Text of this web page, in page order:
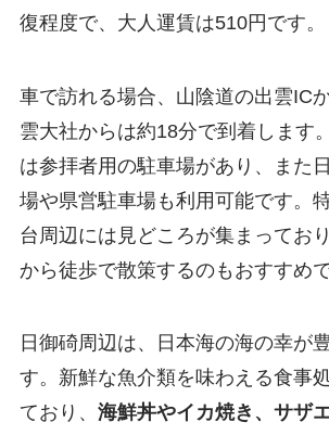
復程度で、大人運賃は510円です。
車で訪れる場合、山陰道の出雲IC
雲大社からは約18分で到着します
は参拝者用の駐車場があり、また
場や県営駐車場も利用可能です。
台周辺には見どころが集まってお
から徒歩で散策するのもおすすめで
日御碕周辺は、日本海の海の幸が
す。新鮮な魚介類を味わえる食事
ており、 海鮮丼やイカ焼き、サザ